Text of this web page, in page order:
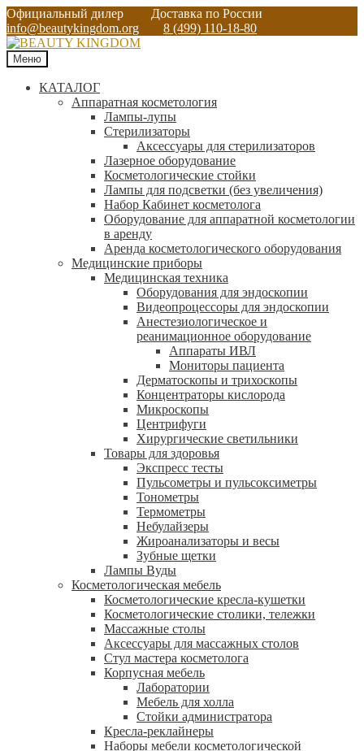
Официальный дилер
Доставка по России
info@beautykingdom.org
8 (499) 110-18-80
Меню
КАТАЛОГ
Аппаратная косметология
Лампы-лупы
Стерилизаторы
Аксессуары для стерилизаторов
Лазерное оборудование
Косметологические стойки
Лампы для подсветки (без увеличения)
Набор Кабинет косметолога
Оборудование для аппаратной косметологии
в аренду
Аренда косметологического оборудования
Медицинские приборы
Медицинская техника
Оборудования для эндоскопии
Видеопроцессоры для эндоскопии
Анестезиологическое и
реанимационное оборудование
Аппараты ИВЛ
Мониторы пациента
Дерматоскопы и трихоскопы
Концентраторы кислорода
Микроскопы
Центрифуги
Xирургические светильники
Товары для здоровья
Экспресс тесты
Пульсометры и пульсоксиметры
Тонометры
Термометры
Небулайзеры
Жироанализаторы и весы
Зубные щетки
Лампы Вуды
Косметологическая мебель
Косметологические кресла-кушетки
Косметологические столики, тележки
Массажные столы
Аксессуары для массажных столов
Стул мастера косметолога
Корпусная мебель
Лаборатории
Мебель для холла
Стойки администратора
Кресла-реклайнеры
Наборы мебели косметологической